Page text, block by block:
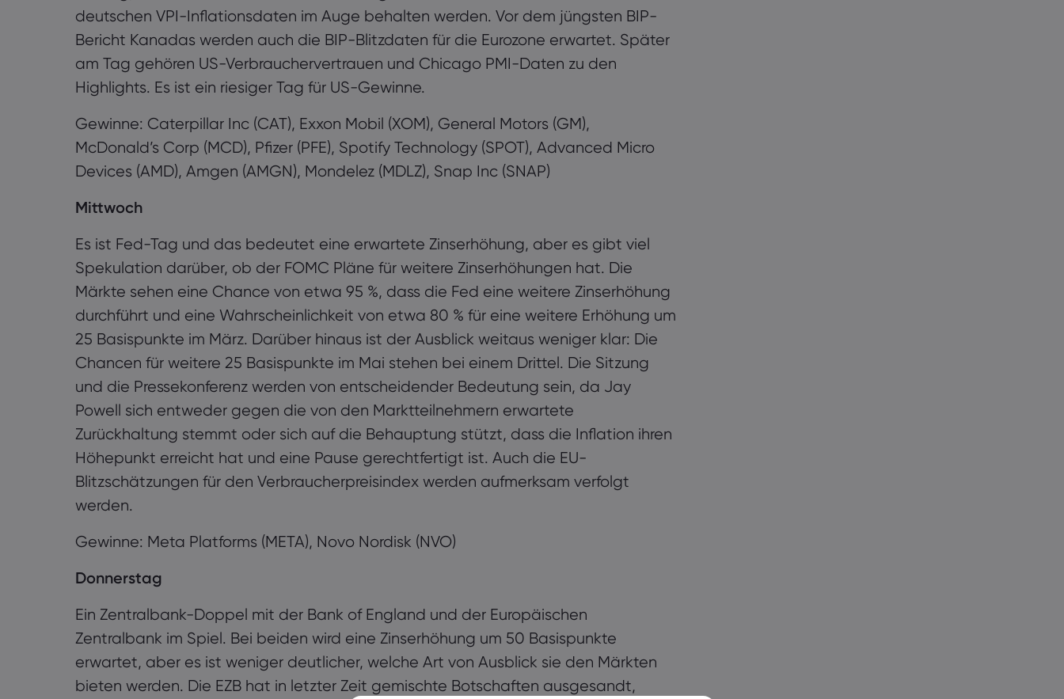
deutschen VPI-Inflationsdaten im Auge behalten werden. Vor dem jüngsten BIP-
Bericht Kanadas werden auch die BIP-Blitzdaten für die Eurozone erwartet. Später
am Tag gehören US-Verbrauchervertrauen und Chicago PMI-Daten zu den
Highlights. Es ist ein riesiger Tag für US-Gewinne.
Gewinne: Caterpillar Inc (CAT), Exxon Mobil (XOM), General Motors (GM),
McDonald’s Corp (MCD), Pfizer (PFE), Spotify Technology (SPOT), Advanced Micro
Devices (AMD), Amgen (AMGN), Mondelez (MDLZ), Snap Inc (SNAP)
Mittwoch
Es ist Fed-Tag und das bedeutet eine erwartete Zinserhöhung, aber es gibt viel
Spekulation darüber, ob der FOMC Pläne für weitere Zinserhöhungen hat. Die
Märkte sehen eine Chance von etwa 95 %, dass die Fed eine weitere Zinserhöhung
durchführt und eine Wahrscheinlichkeit von etwa 80 % für eine weitere Erhöhung um
25 Basispunkte im März. Darüber hinaus ist der Ausblick weitaus weniger klar: Die
Chancen für weitere 25 Basispunkte im Mai stehen bei einem Drittel. Die Sitzung
und die Pressekonferenz werden von entscheidender Bedeutung sein, da Jay
Powell sich entweder gegen die von den Marktteilnehmern erwartete
Zurückhaltung stemmt oder sich auf die Behauptung stützt, dass die Inflation ihren
Höhepunkt erreicht hat und eine Pause gerechtfertigt ist. Auch die EU-
Blitzschätzungen für den Verbraucherpreisindex werden aufmerksam verfolgt
werden.
Gewinne: Meta Platforms (META), Novo Nordisk (NVO)
Donnerstag
Ein Zentralbank-Doppel mit der Bank of England und der Europäischen
Zentralbank im Spiel. Bei beiden wird eine Zinserhöhung um 50 Basispunkte
erwartet, aber es ist weniger deutlicher, welche Art von Ausblick sie den Märkten
bieten werden. Die EZB hat in letzter Zeit gemischte Botschaften ausgesandt,